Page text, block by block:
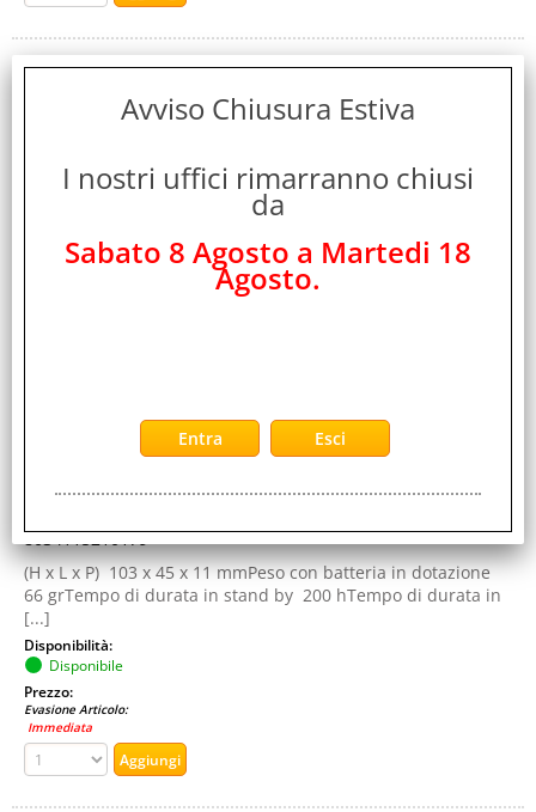
ANYCOOL M600 DUAL SIM MESSENGER PINK ITALIA
8034115210179
(H x L x P) 103 x 45 x 11 mmPeso con batteria in dotazione
66 grTempo di durata in stand by 200 hTempo di durata in
[...]
Disponibilità:
Disponibile
Prezzo:
Evasione Articolo:
Immediata
Avviso Chiusura Estiva
I nostri uffici rimarranno chiusi
da
Sabato 8 Agosto a Martedi 18
Agosto.